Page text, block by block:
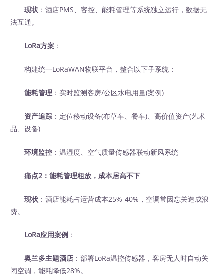
现状 ：酒店PMS、客控、能耗管理等系统独立运行，数据无
法互通。
LoRa方案 ：
构建统一LoRaWAN物联平台，整合以下子系统：
能耗管理 ：实时监测客房/公区水电用量(案例)
资产追踪 ：定位移动设备(布草车、餐车)、高价值资产(艺术
品、设备)
环境监控 ：温湿度、空气质量传感器联动新风系统
痛点2：能耗管理粗放，成本居高不下
现状 ：酒店能耗占运营成本25%-40%，空调常因忘关造成浪
费。
LoRa应用案例 ：
奥兰多主题酒店 ：部署LoRa温控传感器，客房无人时自动关
闭空调，能耗降低28%。